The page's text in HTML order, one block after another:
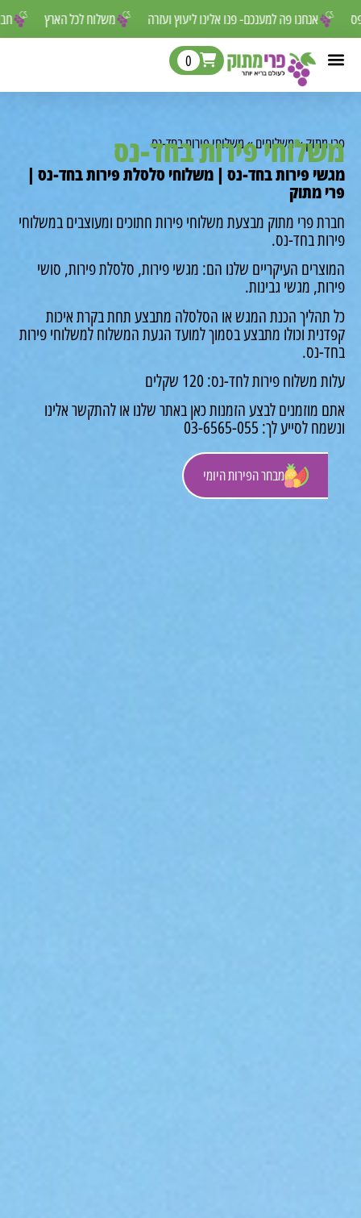
משלוח לכל הארץ אנחנו פה למענכם- פנו אלינו ליעוץ ועזרה לפספס
מבחר הפירות היומי
0
»משלוחים»משלוחי פירות בחד-נס
פירות בחד-נס
פירות בחד-נס | משלוחי סלסלת פירות בחד-נס |
מתוק
פרי מתוק מבצעת משלוחי פירות חתוכים ומעוצבים במשלוחי
בחד-נס.
העיקריים שלנו הם: מגשי פירות, סלסלת פירות, סושי
מגשי גבינות.
הכנת המגש או הסלסלה מתבצע תחת בקרת איכות
וכולו מתבצע בסמוך למועד הגעת המשלוח למשלוחי פירות
נס.
פירות לחד-נס: 120 שקלים
מוזמנים לבצע הזמנות כאן באתר שלנו או להתקשר אלינו
לך: 03-6565-055